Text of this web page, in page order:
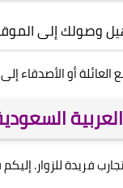
وصولك إلى
أو الأصدقاء
فريدة للزوار. إليكم